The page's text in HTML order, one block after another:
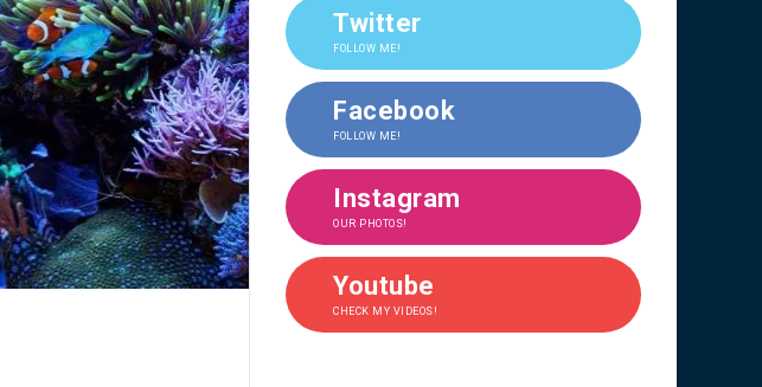
Twitter
FOLLOW ME!
Facebook
FOLLOW ME!
Instagram
OUR PHOTOS!
Youtube
CHECK MY VIDEOS!